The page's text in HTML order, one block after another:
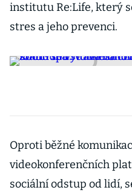
institutu Re:Life, který
stres a jeho prevenci.
Oproti běžné
videokonferenčních
sociální odstup od lidí,